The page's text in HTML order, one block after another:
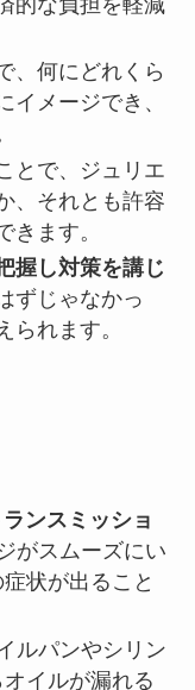
、何にどれくら
イメージでき、
とで、ジュリエ
、それとも許容
きます。
握し対策を講じ
ずじゃなかっ
られます。
ンスミッショ
がスムーズにい
状が出ること
ルパンやシリン
イルが漏れる